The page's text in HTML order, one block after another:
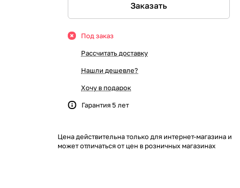
Заказать
Под заказ
Рассчитать доставку
Нашли дешевле?
Хочу в подарок
Гарантия 5 лет
Цена действительна только для интернет-магазина и
может отличаться от цен в розничных магазинах